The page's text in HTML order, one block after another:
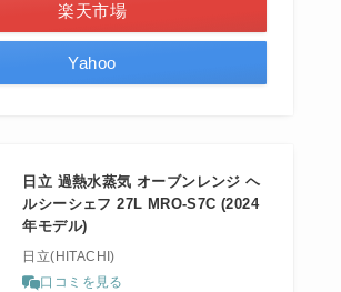
楽天市場
Yahoo
日立 過熱水蒸気 オーブンレンジ ヘ
ルシーシェフ 27L MRO-S7C (2024
年モデル)
日立(HITACHI)
口コミを見る